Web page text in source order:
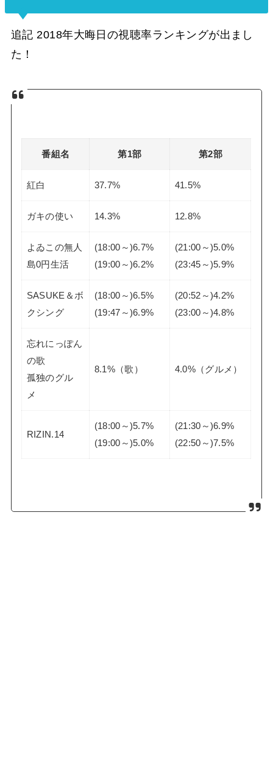
追記 2018年大晦日の視聴率ランキングが出まし
た！
番組名 第1部 第2部
紅白 37.7% 41.5%
ガキの使い 14.3% 12.8%
よゐこの無人
島0円生活
(18:00～)6.7%
(19:00～)6.2%
(21:00～)5.0%
(23:45～)5.9%
SASUKE＆ボ
クシング
(18:00～)6.5%
(19:47～)6.9%
(20:52～)4.2%
(23:00～)4.8%
忘れにっぽん
の歌
孤独のグル
メ
8.1%（歌） 4.0%（グルメ）
RIZIN.14
(18:00～)5.7%
(19:00～)5.0%
(21:30～)6.9%
(22:50～)7.5%